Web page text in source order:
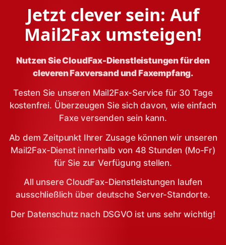
Jetzt clever sein: Auf
Mail2Fax umsteigen!
Nutzen Sie CloudFax-Dienstleistungen für den
cleveren Faxversand und Faxempfang.
Testen Sie unseren Mail2Fax-Service für 30 Tage
kostenfrei. Überzeugen Sie sich davon, wie einfach
Faxe versenden sein kann.
Ab dem Zeitpunkt Ihrer Zusage können wir unseren
Mail2Fax-Dienst innerhalb von 48 Stunden (Mo-Fr)
für Sie zur Verfügung stellen.
All unsere CloudFax-Dienstleistungen laufen
ausschließlich über deutsche Server-Standorte.
Der Datenschutz nach DSGVO ist uns sehr wichtig!